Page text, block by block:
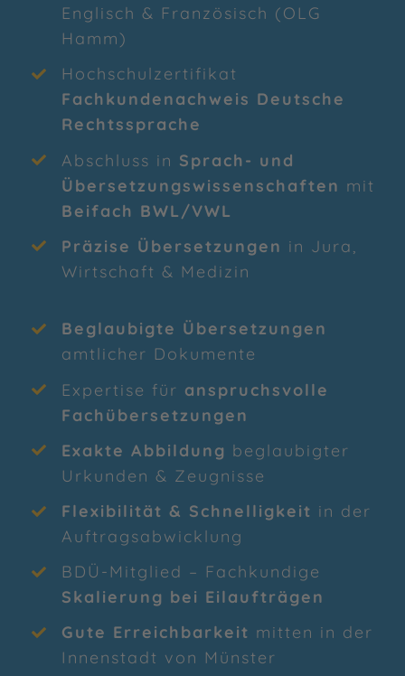
Englisch & Französisch (OLG
Hamm)
Hochschulzertifikat
Fachkundenachweis Deutsche
Rechtssprache
Abschluss in Sprach- und
Übersetzungswissenschaften mit
Beifach BWL/VWL
Präzise Übersetzungen in Jura,
Wirtschaft & Medizin
Beglaubigte Übersetzungen
amtlicher Dokumente
Expertise für anspruchsvolle
Fachübersetzungen
Exakte Abbildung beglaubigter
Urkunden & Zeugnisse
Flexibilität & Schnelligkeit in der
Auftragsabwicklung
BDÜ-Mitglied – Fachkundige
Skalierung bei Eilaufträgen
Gute Erreichbarkeit mitten in der
Innenstadt von Münster